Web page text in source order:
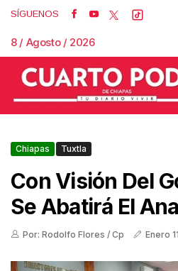
SÍGUENOS
8 / Agosto / 2026
Chiapas Tuxtla
Con Visión Del
Se Abatirá El
Por: Rodolfo Flores / Cp Enero